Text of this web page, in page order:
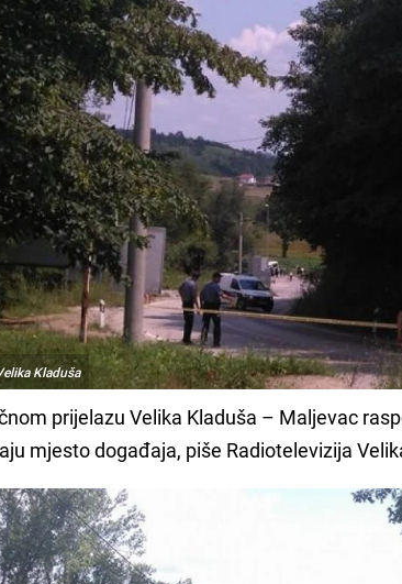
Kladuša
prijelazu Velika Kladuša – Maljevac
mjesto događaja, piše Radiotelevizija